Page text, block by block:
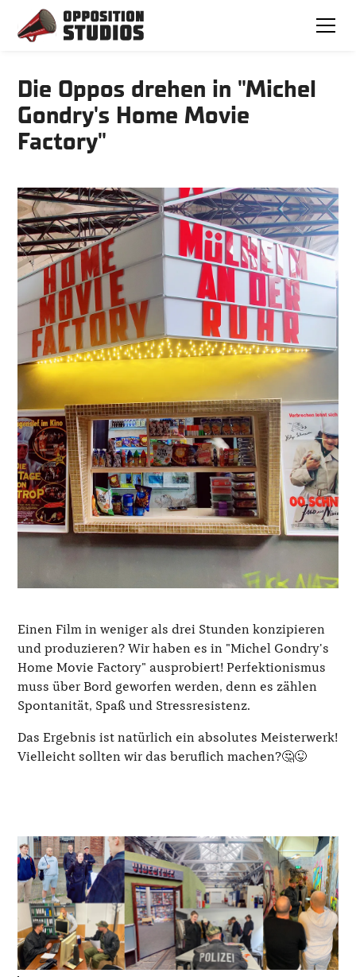
Die Oppos drehen in "Michel
Gondry's Home Movie
Factory"
Einen Film in weniger als drei Stunden konzipieren
und produzieren? Wir haben es in "Michel Gondry's
Home Movie Factory" ausprobiert! Perfektionismus
muss über Bord geworfen werden, denn es zählen
Spontanität, Spaß und Stressresistenz.
Das Ergebnis ist natürlich ein absolutes Meisterwerk!
Vielleicht sollten wir das beruflich machen?🤔😜